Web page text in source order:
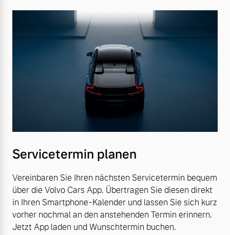
Servicetermin planen
Vereinbaren Sie Ihren nächsten Servicetermin bequem
über die Volvo Cars App. Übertragen Sie diesen direkt
in Ihren Smartphone-Kalender und lassen Sie sich kurz
vorher nochmal an den anstehenden Termin erinnern.
Jetzt App laden und Wunschtermin buchen.